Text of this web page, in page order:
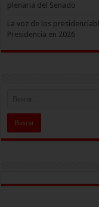
plenaria del Senado
La voz de los
Presidencia en 2026